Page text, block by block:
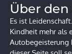
Über
Es ist
Kindheit mehr als
Autobegeisterung